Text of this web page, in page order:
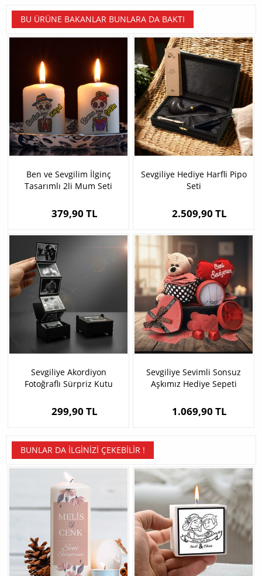
BU ÜRÜNE BAKANLAR BUNLARA DA BAKTI
Ben ve Sevgilim İlginç
Tasarımlı 2li Mum Seti
379,90 TL
Sevgiliye Hediye Harfli Pipo
Seti
2.509,90 TL
Sevgiliye Akordiyon
Fotoğraflı Sürpriz Kutu
299,90 TL
Sevgiliye Sevimli Sonsuz
Aşkımız Hediye Sepeti
1.069,90 TL
BUNLAR DA İLGINIZI ÇEKEBILIR !